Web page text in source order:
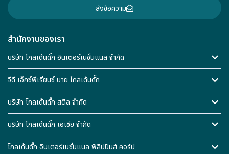
สำนักงานของเรา
บริษัท โกลเด้นดั๊ก อินเตอร์เนชั่นแนล จำกัด
จีดี เอ็กซ์พีเรียนซ์ บาย โกลเด้นดั๊ก
บริษัท โกลเด้นดั๊ก สตีล จำกัด
บริษัท โกลเด้นดั๊ก เอเชีย จำกัด
โกลเด้นดั๊ก อินเตอร์เนชั่นแนล ฟิลิปปินส์ คอร์ป
ส่งข้อความ